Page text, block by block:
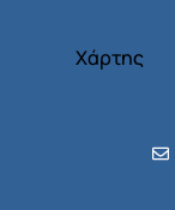
Χάρτης